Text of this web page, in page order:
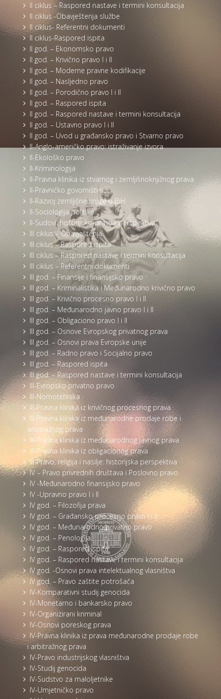
II ciklus – Raspored nastave i termini konsultacija
II ciklus -Obavještenja službe
II ciklus- Referentni dokumenti
II ciklus-Raspored ispita
II god. – Ekonomsko pravo
II god. – Krivično pravo I i II
II god. – Moderne pravne kodifikacije
II god. – Nasljedno pravo
II god. – Porodično pravo I i II
II god. – Raspored ispita
II god. – Raspored nastave i termini konsultacija
II god. – Ustavno pravo I i II
II god. – Uvod u građansko pravo i Stvarno pravo
II-Anglo-američko pravo: istraživanje izvora
II-Ekološko pravo
II-Kriminologija
II-Pravna klinika iz stvarnog i zemljišnoknjižnog prava
II-Pravničko govorništvo
II-Razvoj zemljišne knjige u BiH
II-Sociologija politike
II-Sudovi: historijsko-pravna perspektiva
III ciklus – Obavještenja
III ciklus – Raspored ispita
III ciklus – Raspored nastave i termini konsultacija
III ciklus – Referentni dokumenti
III god. – Finansije i finansijsko pravo
III god. – Kriminalistika i Međunarodno krivično pravo
III god. – Krivično procesno pravo I i II
III god. – Međunarodno javno pravo I i II
III god. – Obligaciono pravo I i II
III god. – Osnove Evropskog privatnog prava
III god. – Osnovi prava Evropske unije
III god. – Radno pravo i Socijalno pravo
III god. – Raspored ispita
III god. – Raspored nastave i termini konsultacija
III-Evropsko privatno pravo
III-Nomotehnika
III-Pravna klinika iz krivičnog procesnog prava
III-Pravna klinika iz međunarodne prodaje robe i
arbitražnog prava
III-Pravna klinika iz međunarodnog javnog prava
III-Pravna klinika iz obligacionog prava
III-Pravo, religija i nasilje: historijska perspektiva
IV – Pravo privrednih društava i Poslovno pravo
IV -Međunarodno finansijsko pravo
IV -Upravno pravo I i II
IV god. – Filozofija prava
IV god. – Građansko procesno pravo I i II
IV god. – Međunarodno privatno pravo
IV god. – Penologija
IV god. – Raspored ispita
IV god. – Raspored nastave i termini konsultacija
IV god. -Osnovi prava intelektualnog vlasništva
IV god. – Pravo zaštite potrošača
IV-Komparativni studij genocida
IV-Monetarno i bankarsko pravo
IV-Organizirani kriminal
IV-Osnovi poreskog prava
IV-Pravna klinika iz prava međunarodne prodaje robe
i arbitražnog prava
IV-Pravo industrijskog vlasništva
IV-Studij genocida
IV-Sudstvo za maloljetnike
IV-Umjetničko pravo